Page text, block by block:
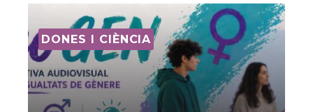
DONES I CIÈNCIA